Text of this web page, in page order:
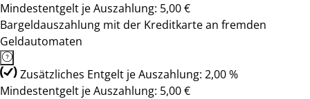
Mindestentgelt je Auszahlung: 5,00 €
Bargeldauszahlung mit der Kreditkarte an fremden
Geldautomaten
Zusätzliches Entgelt je Auszahlung: 2,00 %
Mindestentgelt je Auszahlung: 5,00 €